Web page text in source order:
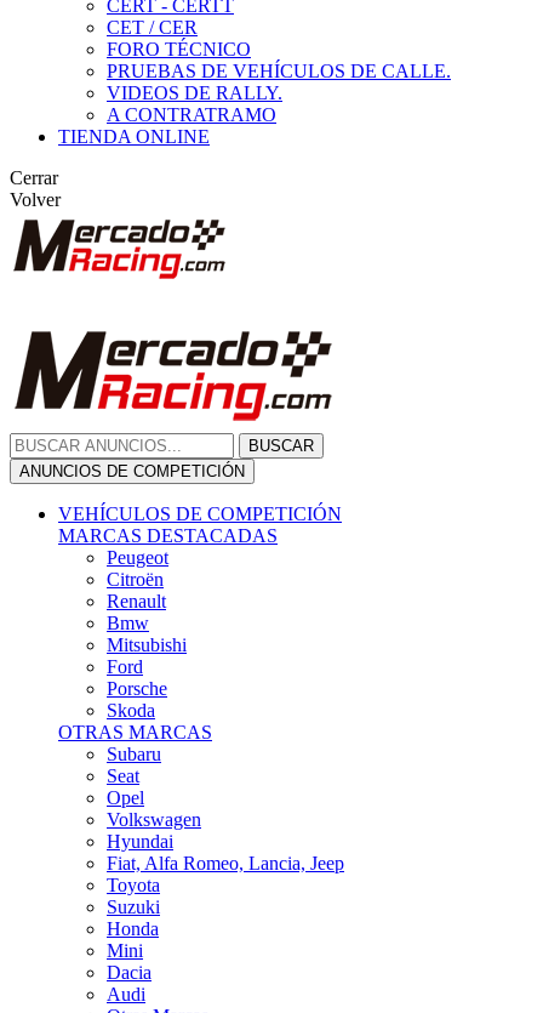
CERT - CERTT
CET / CER
FORO TÉCNICO
PRUEBAS DE VEHÍCULOS DE CALLE.
VIDEOS DE RALLY.
A CONTRATRAMO
TIENDA ONLINE
Cerrar
Volver
BUSCAR
ANUNCIOS DE COMPETICIÓN
VEHÍCULOS DE COMPETICIÓN
MARCAS DESTACADAS
Peugeot
Citroën
Renault
Bmw
Mitsubishi
Ford
Porsche
Skoda
OTRAS MARCAS
Subaru
Seat
Opel
Volkswagen
Hyundai
Fiat, Alfa Romeo, Lancia, Jeep
Toyota
Suzuki
Honda
Mini
Dacia
Audi
Otras Marcas
ANUNCIOS DE COMPRA